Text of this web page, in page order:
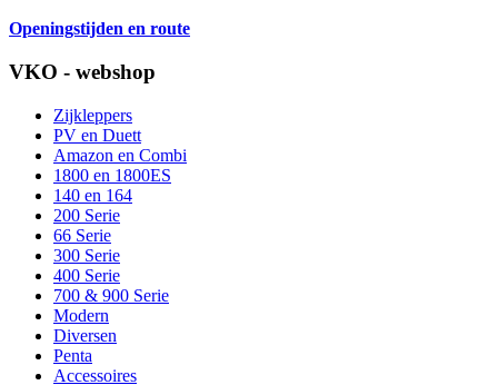
Openingstijden en route
VKO - webshop
Zijkleppers
PV en Duett
Amazon en Combi
1800 en 1800ES
140 en 164
200 Serie
66 Serie
300 Serie
400 Serie
700 & 900 Serie
Modern
Diversen
Penta
Accessoires